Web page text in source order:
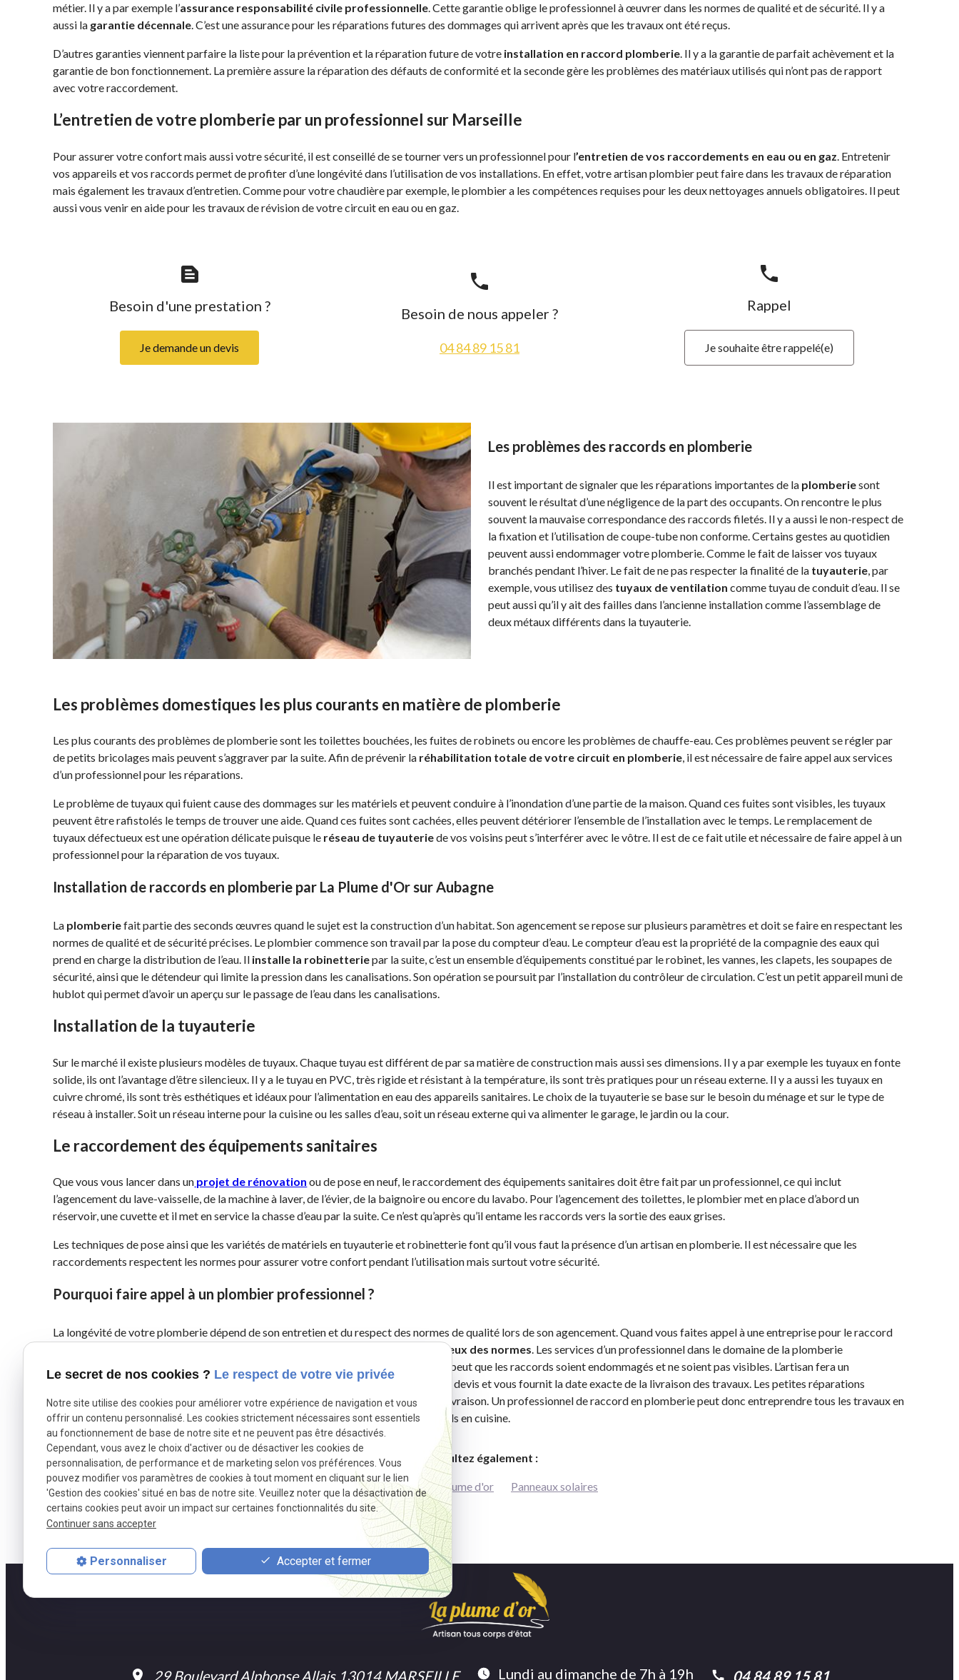
métier. Il y a par exemple l’assurance responsabilité civile professionnelle. Cette garantie oblige le professionnel à œuvrer dans les normes de qualité et de sécurité. Il y a
aussi la garantie décennale. C’est une assurance pour les réparations futures des dommages qui arrivent après que les travaux ont été reçus.
D’autres garanties viennent parfaire la liste pour la prévention et la réparation future de votre installation en raccord plomberie. Il y a la garantie de parfait achèvement et la
garantie de bon fonctionnement. La première assure la réparation des défauts de conformité et la seconde gère les problèmes des matériaux utilisés qui n’ont pas de rapport
avec votre raccordement.
L’entretien de votre plomberie par un professionnel sur Marseille
Pour assurer votre confort mais aussi votre sécurité, il est conseillé de se tourner vers un professionnel pour l’entretien de vos raccordements en eau ou en gaz . Entretenir
vos appareils et vos raccords permet de profiter d’une longévité dans l’utilisation de vos installations. En effet, votre artisan plombier peut faire dans les travaux de réparation
mais également les travaux d’entretien. Comme pour votre chaudière par exemple, le plombier a les compétences requises pour les deux nettoyages annuels obligatoires. Il peut
aussi vous venir en aide pour les travaux de révision de votre circuit en eau ou en gaz.
text_snippet
Besoin d'une prestation ?
Je demande un devis
phone
Besoin de nous appeler ?
04 84 89 15 81
phone
Rappel
Je souhaite être rappelé(e)
Les problèmes des raccords en plomberie
Il est important de signaler que les réparations importantes de la plomberiesont
souvent le résultat d’une négligence de la part des occupants. On rencontre le plus
souvent la mauvaise correspondance des raccords filetés. Il y a aussi le non-respect de
la fixation et l’utilisation de coupe-tube non conforme. Certains gestes au quotidien
peuvent aussi endommager votre plomberie. Comme le fait de laisser vos tuyaux
branchés pendant l’hiver. Le fait de ne pas respecter la finalité de la tuyauterie, par
exemple, vous utilisez des tuyaux de ventilation comme tuyau de conduit d’eau. Il se
peut aussi qu’il y ait des failles dans l’ancienne installation comme l’assemblage de
deux métaux différents dans la tuyauterie.
Les problèmes domestiques les plus courants en matière de plomberie
Les plus courants des problèmes de plomberie sont les toilettes bouchées, les fuites de robinets ou encore les problèmes de chauffe-eau. Ces problèmes peuvent se régler par
de petits bricolages mais peuvent s’aggraver par la suite. Afin de prévenir la réhabilitation totale de votre circuit en plomberie, il est nécessaire de faire appel aux services
d’un professionnel pour les réparations.
Le problème de tuyaux qui fuient cause des dommages sur les matériels et peuvent conduire à l’inondation d’une partie de la maison. Quand ces fuites sont visibles, les tuyaux
peuvent être rafistolés le temps de trouver une aide. Quand ces fuites sont cachées, elles peuvent détériorer l’ensemble de l’installation avec le temps. Le remplacement de
tuyaux défectueux est une opération délicate puisque le réseau de tuyauteriede vos voisins peut s’interférer avec le vôtre. Il est de ce fait utile et nécessaire de faire appel à un
professionnel pour la réparation de vos tuyaux.
Installation de raccords en plomberie par La Plume d'Or sur Aubagne
La plomberiefait partie des seconds œuvres quand le sujet est la construction d’un habitat. Son agencement se repose sur plusieurs paramètres et doit se faire en respectant les
normes de qualité et de sécurité précises. Le plombier commence son travail par la pose du compteur d’eau. Le compteur d’eau est la propriété de la compagnie des eaux qui
prend en charge la distribution de l’eau. Il installe la robinetteriepar la suite, c’est un ensemble d’équipements constitué par le robinet, les vannes, les clapets, les soupapes de
sécurité, ainsi que le détendeur qui limite la pression dans les canalisations. Son opération se poursuit par l’installation du contrôleur de circulation. C’est un petit appareil muni de
hublot qui permet d’avoir un aperçu sur le passage de l’eau dans les canalisations.
Installation de la tuyauterie
Sur le marché il existe plusieurs modèles de tuyaux. Chaque tuyau est différent de par sa matière de construction mais aussi ses dimensions. Il y a par exemple les tuyaux en fonte
solide, ils ont l’avantage d’être silencieux. Il y a le tuyau en PVC, très rigide et résistant à la température, ils sont très pratiques pour un réseau externe. Il y a aussi les tuyaux en
cuivre chromé, ils sont très esthétiques et idéaux pour l’alimentation en eau des appareils sanitaires. Le choix de la tuyauterie se base sur le besoin du ménage et sur le type de
réseau à installer. Soit un réseau interne pour la cuisine ou les salles d’eau, soit un réseau externe qui va alimenter le garage, le jardin ou la cour.
Le raccordement des équipements sanitaires
Que vous vous lancer dans un projet de rénovation ou de pose en neuf, le raccordement des équipements sanitaires doit être fait par un professionnel, ce qui inclut
l’agencement du lave-vaisselle, de la machine à laver, de l’évier, de la baignoire ou encore du lavabo. Pour l’agencement des toilettes, le plombier met en place d’abord un
réservoir, une cuvette et il met en service la chasse d’eau par la suite. Ce n’est qu’après qu’il entame les raccords vers la sortie des eaux grises.
Les techniques de pose ainsi que les variétés de matériels en tuyauterie et robinetterie font qu’il vous faut la présence d’un artisan en plomberie. Il est nécessaire que les
raccordements respectent les normes pour assurer votre confort pendant l’utilisation mais surtout votre sécurité.
Pourquoi faire appel à un plombier professionnel ?
La longévité de votre plomberie dépend de son entretien et du respect des normes de qualité lors de son agencement. Quand vous faites appel à une entreprise pour le raccord
garantie d’un travail net et respectueux des normes. Les services d’un professionnel dans le domaine de la plomberie
commencent par une visite sur les lieux et la réalisation d’une étude technique. Il se peut que les raccords soient endommagés et ne soient pas visibles. L’artisan fera un
pour trouver la source des problèmes. Il dresse par la suite un devis et vous fournit la date exacte de la livraison des travaux. Les petites réparations
éventuelles seront comprises dans le devis donc, vous n’auriez pas de surprise à la livraison. Un professionnel de raccord en plomberie peut donc entreprendre tous les travaux en
accord avec les appareils sanitaires, les appareils de chauffe, mais aussi les appareils en cuisine.
Consultez également :
Electricité La plume d'or Panneaux solaires
29 Boulevard Alphonse Allais 13014 MARSEILLE Lundi au dimanche de 7h à 19h 04 84 89 15 81
Le secret de nos cookies ? Le respect de votre vie privée
Notre site utilise des cookies pour améliorer votre expérience de navigation et vous
offrir un contenu personnalisé. Les cookies strictement nécessaires sont essentiels
au fonctionnement de base de notre site et ne peuvent pas être désactivés.
Cependant, vous avez le choix d'activer ou de désactiver les cookies de
personnalisation, de performance et de marketing selon vos préférences. Vous
pouvez modifier vos paramètres de cookies à tout moment en cliquant sur le lien
'Gestion des cookies' situé en bas de notre site. Veuillez noter que la désactivation de
certains cookies peut avoir un impact sur certaines fonctionnalités du site.
Continuer sans accepter
Personnaliser Accepter et fermer